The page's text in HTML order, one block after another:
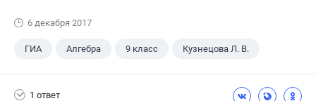
6 декабря 2017
ГИА Алгебра 9 класс Кузнецова Л. В.
1 ответ